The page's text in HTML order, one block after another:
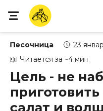
Песочница
23
Читается за ~4 мин
Цель - не
салат и